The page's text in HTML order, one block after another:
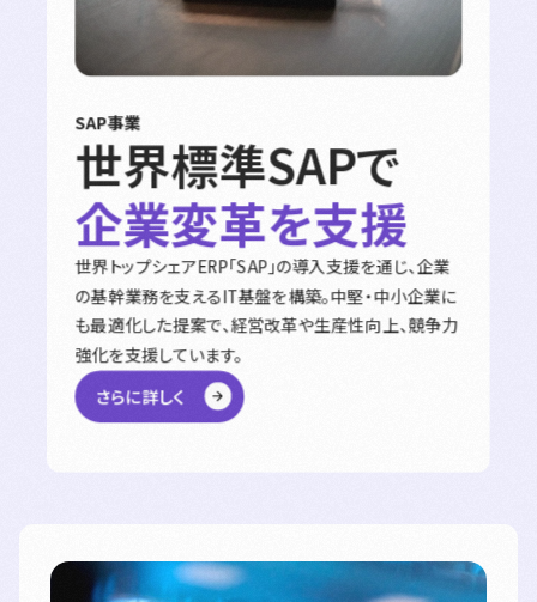
SAP事業
世界標準SAPで
企業変革を支援
世界トップシェアERP「SAP」の導入支援を通じ、企業
の基幹業務を支えるIT基盤を構築。中堅・中小企業に
も最適化した提案で、経営改革や生産性向上、競争力
強化を支援しています。
さらに詳しく